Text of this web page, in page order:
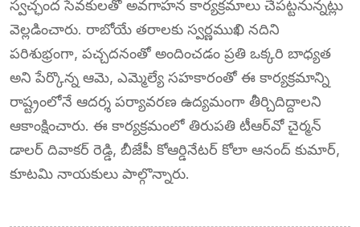
స్వచ్ఛంద సేవకులతో అవగాహన కార్యక్రమాలు చేపట్టనున్నట్లు
వెల్లడించారు. రాబోయే తరాలకు స్వర్ణముఖి నదిని
పరిశుభ్రంగా, పచ్చదనంతో అందించడం ప్రతి ఒక్కరి బాధ్యత
అని పేర్కొన్న ఆమె, ఎమ్మెల్యే సహకారంతో ఈ కార్యక్రమాన్ని
రాష్ట్రంలోనే ఆదర్శ పర్యావరణ ఉద్యమంగా తీర్చిదిద్దాలని
ఆకాంక్షించారు. ఈ కార్యక్రమంలో తిరుపతి టీఆర్‌వో చైర్మన్
డాలర్ దివాకర్ రెడ్డి, బీజేపీ కోఆర్డినేటర్ కోలా ఆనంద్ కుమార్,
కూటమి నాయకులు పాల్గొన్నారు.